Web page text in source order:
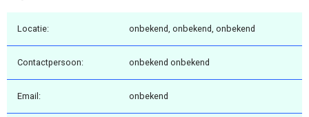
Locatie: onbekend, onbekend, onbekend
Contactpersoon: onbekend onbekend
Email: onbekend